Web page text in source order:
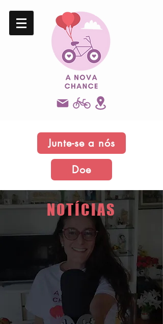
Junte-se a nós
Doe
NOTÍCIAS